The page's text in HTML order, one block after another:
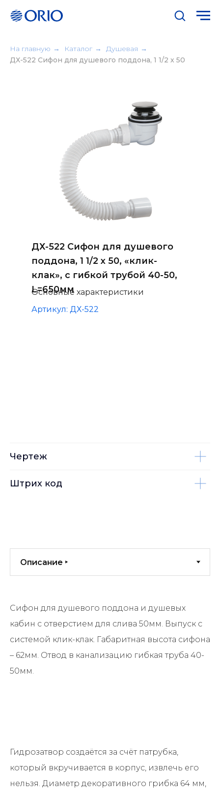
На главную → Каталог → Душевая →
ДХ-522 Сифон для душевого поддона, 1 1/2 х 50
Основные характеристики
ДХ-522 Сифон для душевого
поддона, 1 1/2 х 50, «клик-
клак», с гибкой трубой 40-50,
L=650мм
Артикул: ДХ-522
Чертеж
Штрих код
Сифон для душевого поддона и душевых
кабин с отверстием для слива 50мм. Выпуск с
системой клик-клак. Габаритная высота сифона
– 62мм. Отвод в канализацию гибкая труба 40-
50мм.
Гидрозатвор создаётся за счёт патрубка,
который вкручивается в корпус, извлечь его
нельзя. Диаметр декоративного грибка 64 мм,